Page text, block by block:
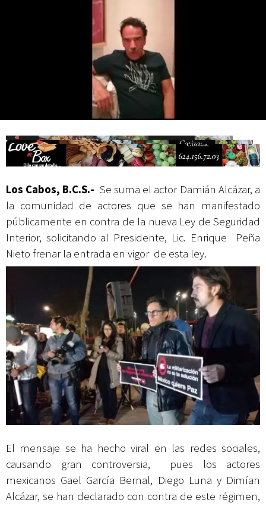
Los Cabos, B.C.S.- Se suma el actor Damián Alcázar, a
la comunidad de actores que se han manifestado
públicamente en contra de la nueva Ley de Seguridad
Interior, solicitando al Presidente, Lic. Enrique Peña
Nieto frenar la entrada en vigor de esta ley.
El mensaje se ha hecho viral en las redes sociales,
causando gran controversia, pues los actores
mexicanos Gael García Bernal, Diego Luna y Dimían
Alcázar, se han declarado con contra de este régimen,